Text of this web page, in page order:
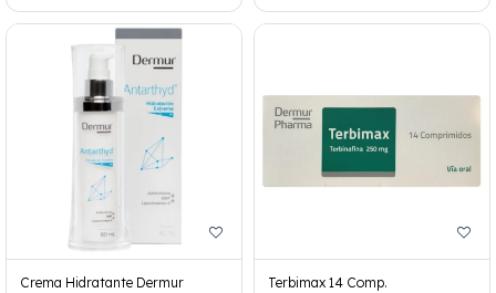
Crema Hidratante Dermur
Terbimax 14 Comp.